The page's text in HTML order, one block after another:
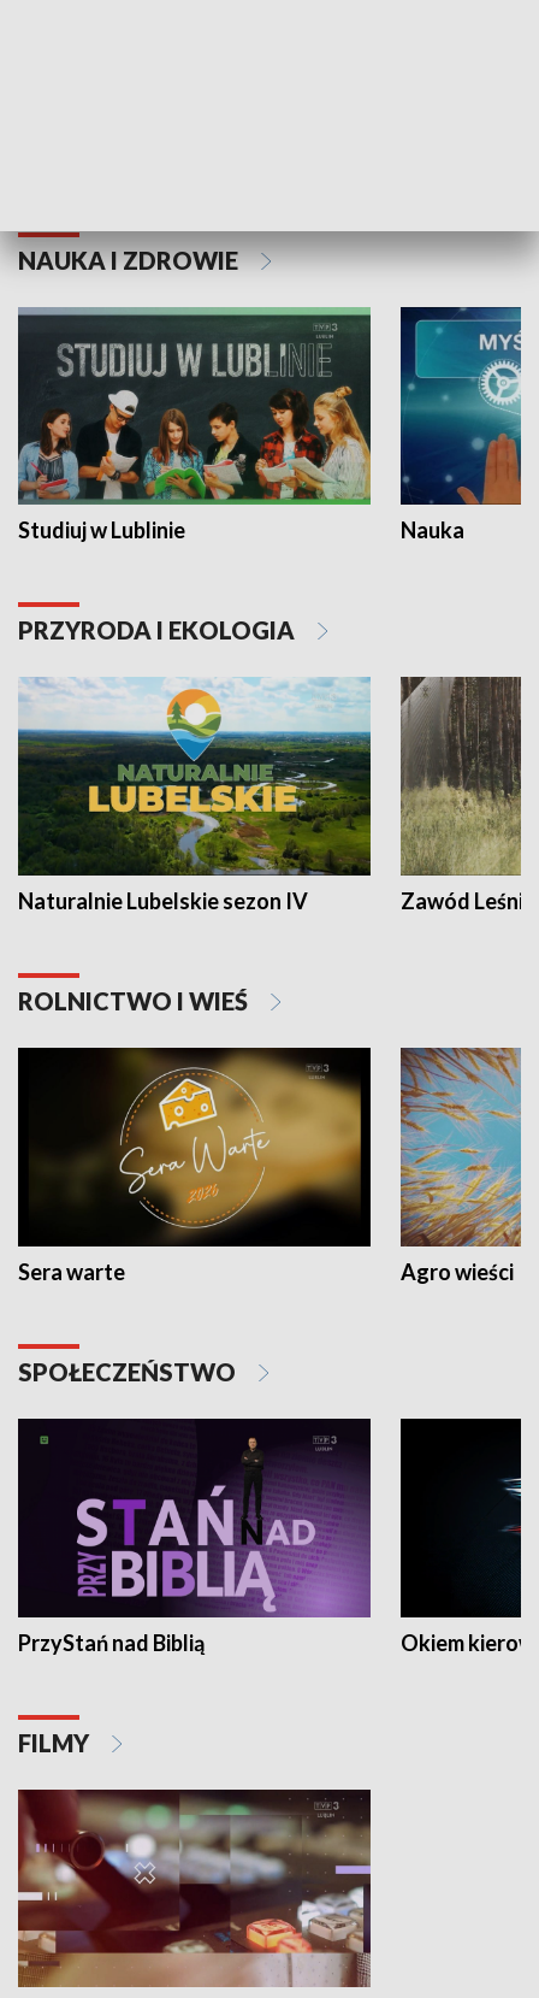
NAUKA I ZDROWIE
Studiuj w Lublinie Nauka
PRZYRODA I EKOLOGIA
Naturalnie Lubelskie sezon IV Zawód Leśnik
ROLNICTWO I WIEŚ
Sera warte Agro wieści
SPOŁECZEŃSTWO
PrzyStań nad Biblią Okiem
FILMY